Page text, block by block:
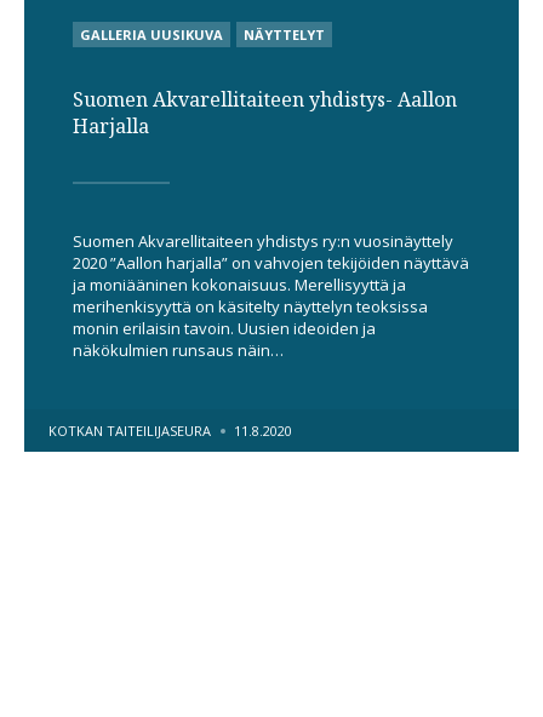
POSTED
IN
GALLERIA UUSIKUVA NÄYTTELYT
Suomen Akvarellitaiteen yhdistys- Aallon
Harjalla
Suomen Akvarellitaiteen yhdistys ry:n vuosinäyttely
2020 ”Aallon harjalla” on vahvojen tekijöiden näyttävä
ja moniääninen kokonaisuus. Merellisyyttä ja
merihenkisyyttä on käsitelty näyttelyn teoksissa
monin erilaisin tavoin. Uusien ideoiden ja
näkökulmien runsaus näin…
POSTED
KOTKAN TAITEILIJASEURA 11.8.2020